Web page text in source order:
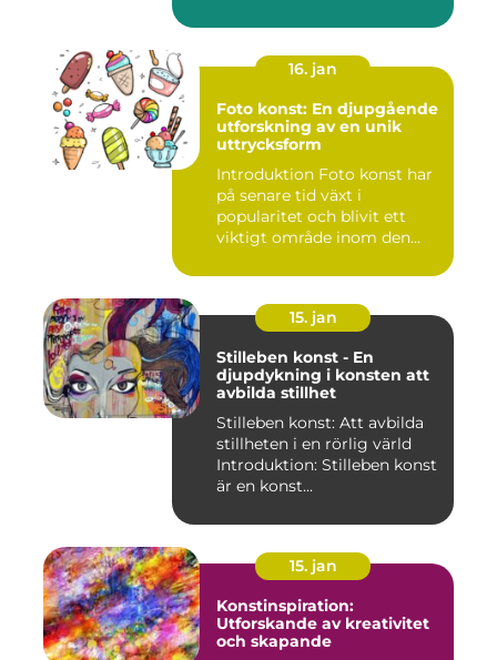
16. jan
Foto konst: En djupgående
utforskning av en unik
uttrycksform
Introduktion Foto konst har
på senare tid växt i
popularitet och blivit ett
viktigt område inom den...
15. jan
Stilleben konst - En
djupdykning i konsten att
avbilda stillhet
Stilleben konst: Att avbilda
stillheten i en rörlig värld
Introduktion: Stilleben konst
är en konst...
15. jan
Konstinspiration:
Utforskande av kreativitet
och skapande